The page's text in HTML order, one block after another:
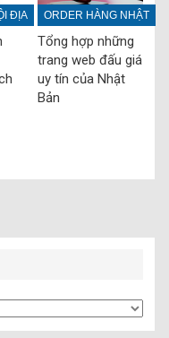
ĐỊA ORDER HÀNG NHẬT
Tổng hợp những
trang web đấu giá
uy tín của Nhật
Bản